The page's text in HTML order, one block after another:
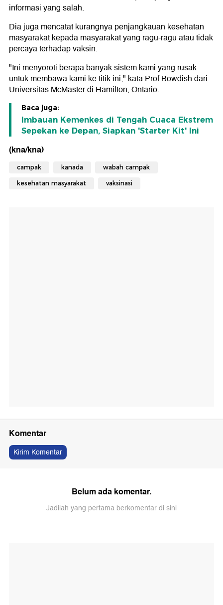
informasi yang salah.
Dia juga mencatat kurangnya penjangkauan kesehatan
masyarakat kepada masyarakat yang ragu-ragu atau tidak
percaya terhadap vaksin.
"Ini menyoroti berapa banyak sistem kami yang rusak
untuk membawa kami ke titik ini," kata Prof Bowdish dari
Universitas McMaster di Hamilton, Ontario.
Baca juga:
Imbauan Kemenkes di Tengah Cuaca Ekstrem
Sepekan ke Depan, Siapkan 'Starter Kit' Ini
(kna/kna)
campak kanada wabah campak
kesehatan masyarakat vaksinasi
Komentar
Kirim Komentar
Belum ada komentar.
Jadilah yang pertama berkomentar di sini